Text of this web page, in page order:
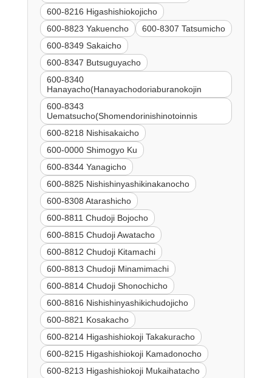
600-8216 Higashishiokojicho
600-8823 Yakuencho
600-8307 Tatsumicho
600-8349 Sakaicho
600-8347 Butsuguyacho
600-8340
Hanayacho(Hanayachodoriaburanokojin
600-8343
Uematsucho(Shomendorinishinotoinnis
600-8218 Nishisakaicho
600-0000 Shimogyo Ku
600-8344 Yanagicho
600-8825 Nishishinyashikinakanocho
600-8308 Atarashicho
600-8811 Chudoji Bojocho
600-8815 Chudoji Awatacho
600-8812 Chudoji Kitamachi
600-8813 Chudoji Minamimachi
600-8814 Chudoji Shonochicho
600-8816 Nishishinyashikichudojicho
600-8821 Kosakacho
600-8214 Higashishiokoji Takakuracho
600-8215 Higashishiokoji Kamadonocho
600-8213 Higashishiokoji Mukaihatacho